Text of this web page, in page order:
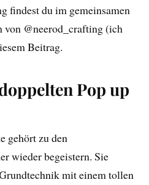
findest du im gemeinsamen
@neerod_crafting (ich
Beitrag.
Pop up
gehört zu den
wieder begeistern. Sie
mit einem tollen